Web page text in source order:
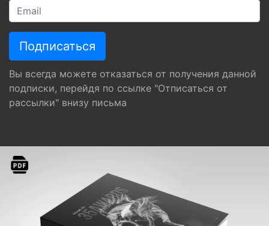
Вы всегда можете отказаться от получения данной
подписки, перейдя по ссылке "Отписаться от
рассылки" внизу письма